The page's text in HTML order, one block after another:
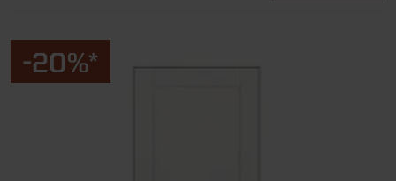
-20%*